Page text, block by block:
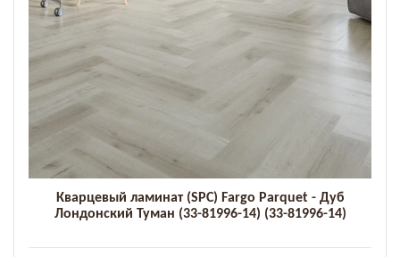
Кварцевый ламинат (SPC) Fargo Parquet - Дуб
Лондонский Туман (33-81996-14) (33-81996-14)